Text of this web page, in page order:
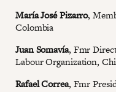
María José Pizarro,
Colombia
Juan Somavía, Fmr
Labour Organization,
Rafael Correa, Fmr